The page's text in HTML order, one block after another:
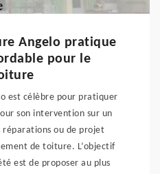
Angelo pratique
pour le
est célèbre pour pratiquer
son intervention sur un
ou de projet
de toiture. L’objectif
est de proposer au plus